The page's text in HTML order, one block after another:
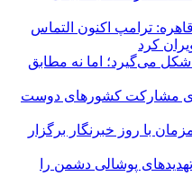
ترامپ اکنون التماس
کرد
می‌گیرد؛ اما نه مطابق
مشارکت کشورهای دوست
با روز خبرنگار برگزار
تهدیدهای پوشالی دشمن را